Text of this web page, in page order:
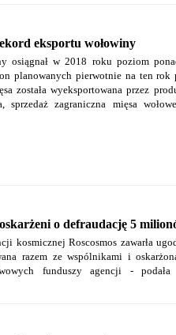
eksportu wołowiny
osiągnał w 2018 roku poziom
planowanych pierwotnie na ten rok
została wyeksportowana przez
sprzedaż zagraniczna mięsa
o defraudację 5
kosmicznej Roscosmos zawarła
razem ze wspólnikami i
funduszy agencji - podała